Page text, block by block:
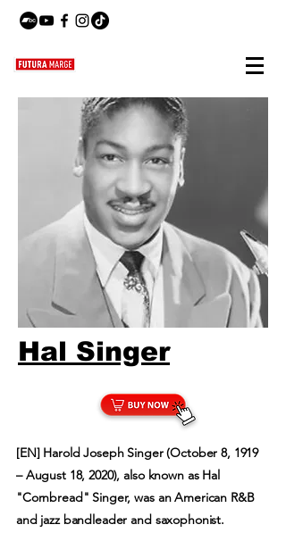
Hal Singer
[EN] Harold Joseph Singer (October 8, 1919
– August 18, 2020), also known as Hal
"Cornbread" Singer, was an American R&B
and jazz bandleader and saxophonist.